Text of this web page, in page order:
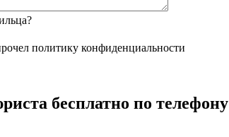
политику конфиденциальности
бесплатно по телефону